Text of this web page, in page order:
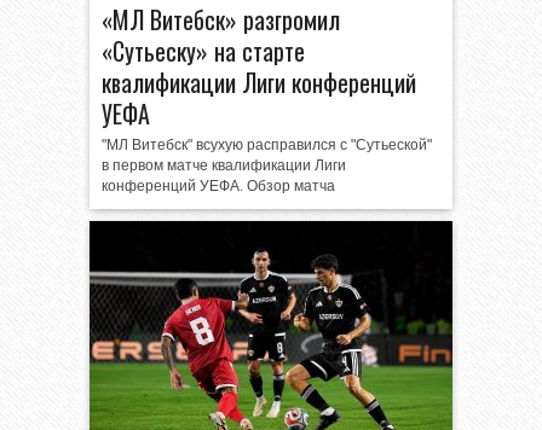
«МЛ Витебск» разгромил
«Сутьеску» на старте
квалификации Лиги конференций
УЕФА
"МЛ Витебск" всухую расправился с "Сутьеской"
в первом матче квалификации Лиги
конференций УЕФА. Обзор матча